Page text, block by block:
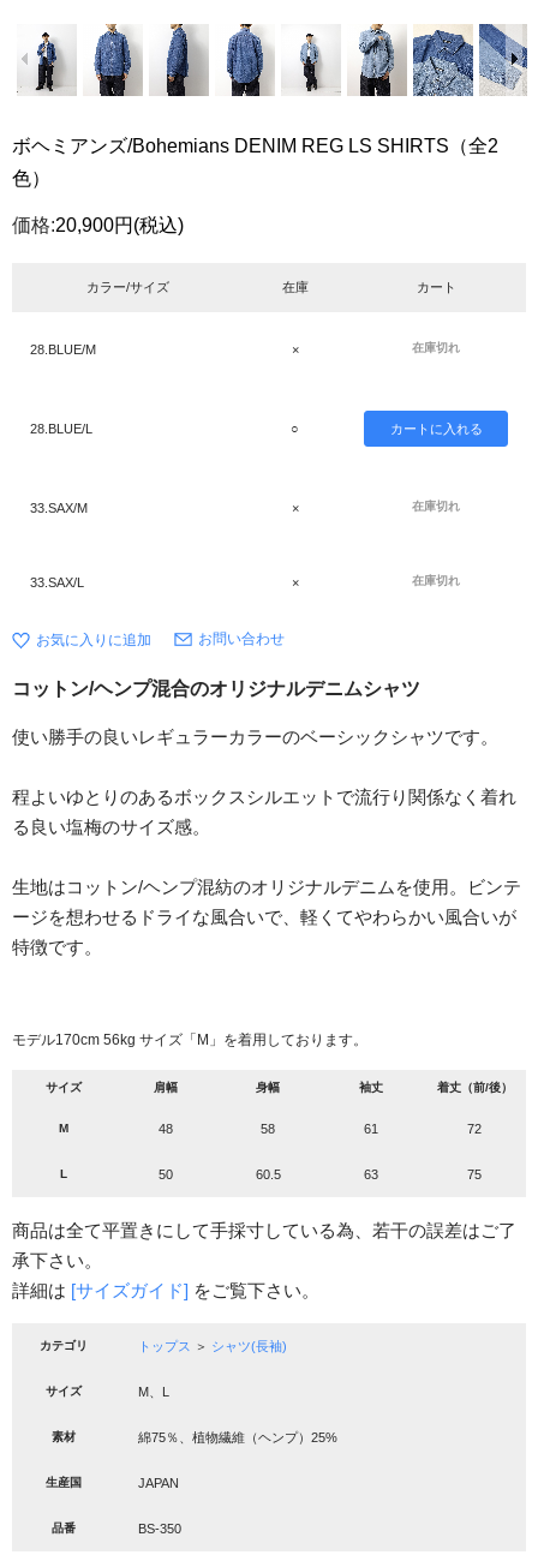
ボヘミアンズ/Bohemians DENIM REG LS SHIRTS（全2
色）
価格:20,900円 (税込)
カラー/サイズ 在庫 カート
28.BLUE/M × 在庫切れ
28.BLUE/L ○
33.SAX/M × 在庫切れ
33.SAX/L × 在庫切れ
お問い合わせ
コットン/ヘンプ混合のオリジナルデニムシャツ
使い勝手の良いレギュラーカラーのベーシックシャツです。
程よいゆとりのあるボックスシルエットで流行り関係なく着れ
る良い塩梅のサイズ感。
生地はコットン/ヘンプ混紡のオリジナルデニムを使用。ビンテ
ージを想わせるドライな風合いで、軽くてやわらかい風合いが
特徴です。
モデル170cm 56kg サイズ「M」を着用しております。
サイズ 肩幅 身幅 袖丈 着丈（前/後）
M 48 58 61 72
L 50 60.5 63 75
商品は全て平置きにして手採寸している為、若干の誤差はご了
承下さい。
詳細は [サイズガイド] をご覧下さい。
カテゴリ トップス ＞ シャツ(長袖)
サイズ M、L
素材 綿75％、植物繊維（ヘンプ）25%
生産国 JAPAN
品番 BS-350